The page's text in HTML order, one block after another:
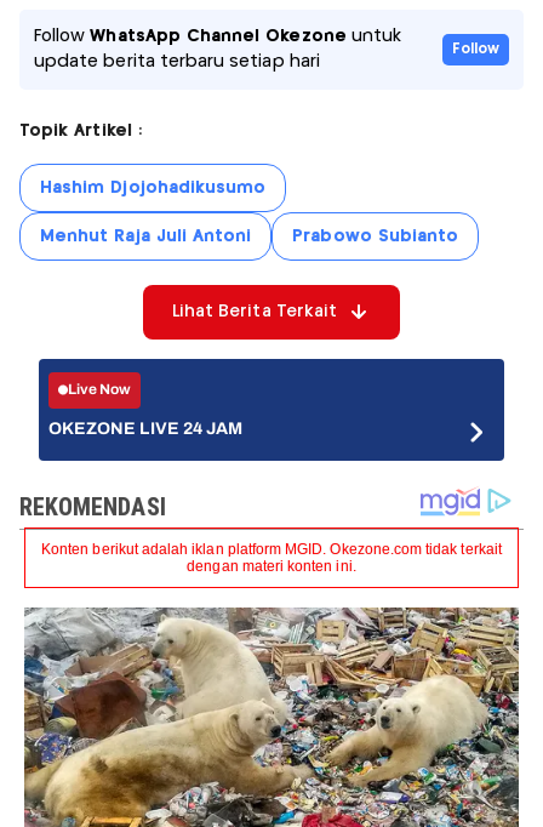
FollowWhatsApp Channel Okezone untuk
update berita terbaru setiap hari
Follow
Topik Artikel :
Hashim Djojohadikusumo
Menhut Raja Juli Antoni Prabowo Subianto
Lihat Berita Terkait
Live Now
OKEZONE LIVE 24 JAM